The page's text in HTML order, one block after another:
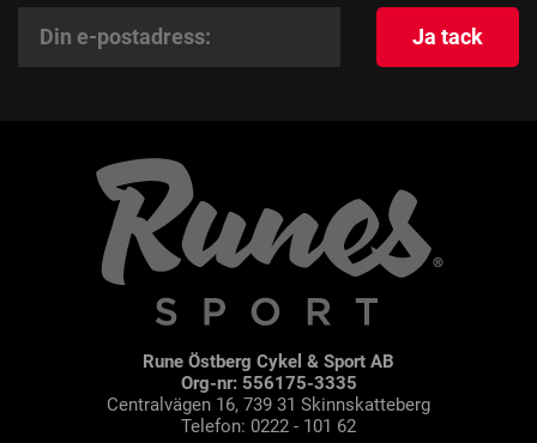
Ja tack
Rune Östberg Cykel & Sport AB
Org-nr: 556175-3335
Centralvägen 16, 739 31 Skinnskatteberg
Telefon: 0222 - 101 62